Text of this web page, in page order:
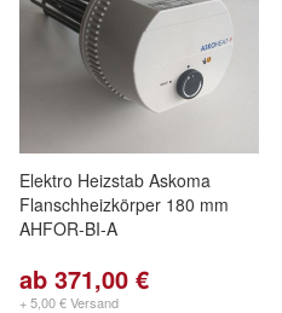
Elektro Heizstab Askoma
Flanschheizkörper 180 mm
AHFOR-BI-A
ab 371,00 €
+ 5,00 € Versand